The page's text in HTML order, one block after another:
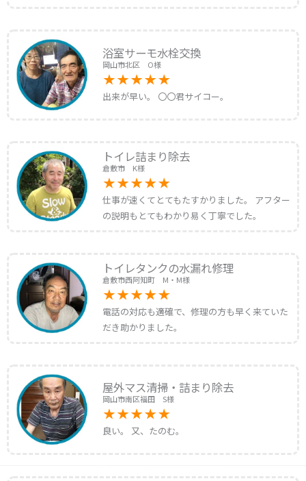
浴室サーモ水栓交換
岡山市北区 O様
出来が早い。 〇〇君サイコー。
トイレ詰まり除去
倉敷市 K様
仕事が速くてとてもたすかりました。 アフター
の説明もとてもわかり易く丁寧でした。
トイレタンクの水漏れ修理
倉敷市西阿知町 M・M様
電話の対応も適確で、修理の方も早く来ていた
だき助かりました。
屋外マス清掃・詰まり除去
岡山市南区福田 S様
良い。 又、たのむ。